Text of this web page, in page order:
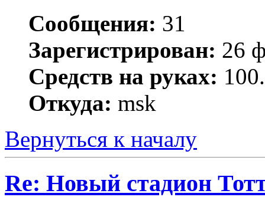
Сообщения: 31
Зарегистрирован: 26
Средств на руках:
Откуда: msk
Вернуться к началу
Re: Новый стадион